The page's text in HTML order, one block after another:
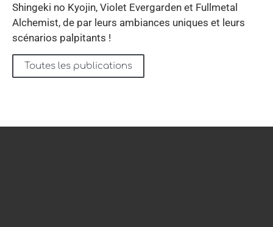
Shingeki no Kyojin, Violet Evergarden et Fullmetal
Alchemist, de par leurs ambiances uniques et leurs
scénarios palpitants !
Toutes les publications